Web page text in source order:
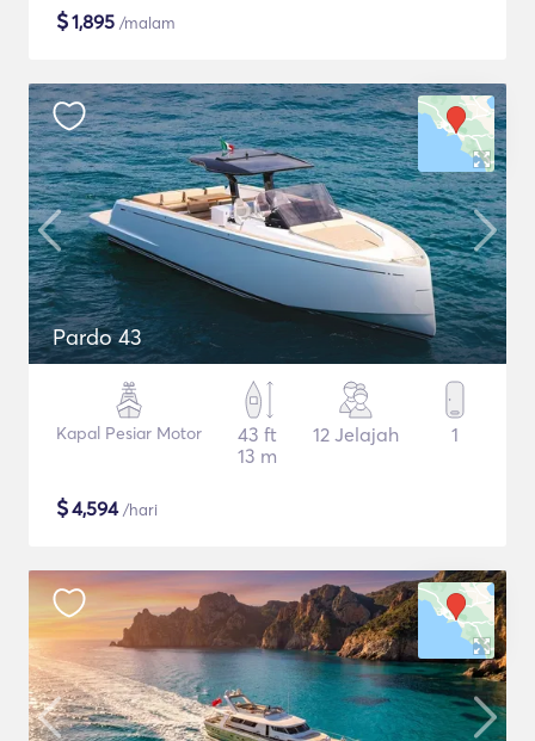
$1,895 /malam
Pardo 43
Kapal Pesiar Motor
43 ft
13 m
12 Jelajah 1
$4,594/hari